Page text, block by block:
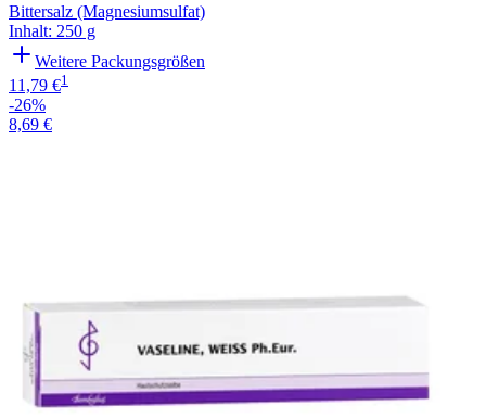
Bittersalz (Magnesiumsulfat)
Inhalt: 250 g
Weitere Packungsgrößen
11,79 €1
-26%
8,69 €